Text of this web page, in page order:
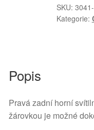
Citroën
C5
množství
SKU:
Kategorie:
Popis
Pravá zadní horní
žárovkou je možné